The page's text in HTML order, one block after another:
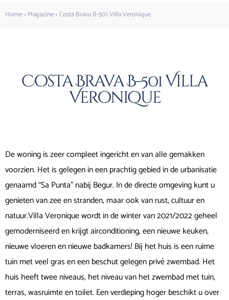
Home»Magazine»Costa Brava B-501 Villa Veronique
Costa Brava B-501 Villa
Veronique
De woning is zeer compleet ingericht en van alle gemakken
voorzien. Het is gelegen in een prachtig gebied in de urbanisatie
genaamd “Sa Punta” nabij Begur. In de directe omgeving kunt u
genieten van zee en stranden, maar ook van rust, cultuur en
natuur.Villa Veronique wordt in de winter van 2021/2022 geheel
gemoderniseerd en krijgt airconditioning, een nieuwe keuken,
nieuwe vloeren en nieuwe badkamers! Bij het huis is een ruime
tuin met veel gras en een beschut gelegen privé zwembad. Het
huis heeft twee niveaus, het niveau van het zwembad met tuin,
terras, wasruimte en toilet. Een verdieping hoger beschikt u over